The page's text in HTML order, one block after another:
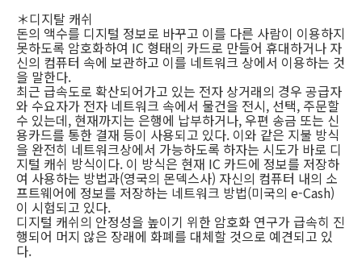
＊디지탈 캐쉬
돈의 액수를 디지털 정보로 바꾸고 이를 다른 사람이 이용하지
못하도록 암호화하여 IC 형태의 카드로 만들어 휴대하거나 자
신의 컴퓨터 속에 보관하고 이를 네트워크 상에서 이용하는 것
을 말한다.
최근 급속도로 확산되어가고 있는 전자 상거래의 경우 공급자
와 수요자가 전자 네트워크 속에서 물건을 전시, 선택, 주문할
수 있는데, 현재까지는 은행에 납부하거나, 우편 송금 또는 신
용카드를 통한 결재 등이 사용되고 있다. 이와 같은 지불 방식
을 완전히 네트워크상에서 가능하도록 하자는 시도가 바로 디
지털 캐쉬 방식이다. 이 방식은 현재 IC 카드에 정보를 저장하
여 사용하는 방법과(영국의 몬덱스사) 자신의 컴퓨터 내의 소
프트웨어에 정보를 저장하는 네트워크 방법(미국의 e-Cash)
이 시험되고 있다.
디지털 캐쉬의 안정성을 높이기 위한 암호화 연구가 급속히 진
행되어 머지 않은 장래에 화폐를 대체할 것으로 예견되고 있
다.